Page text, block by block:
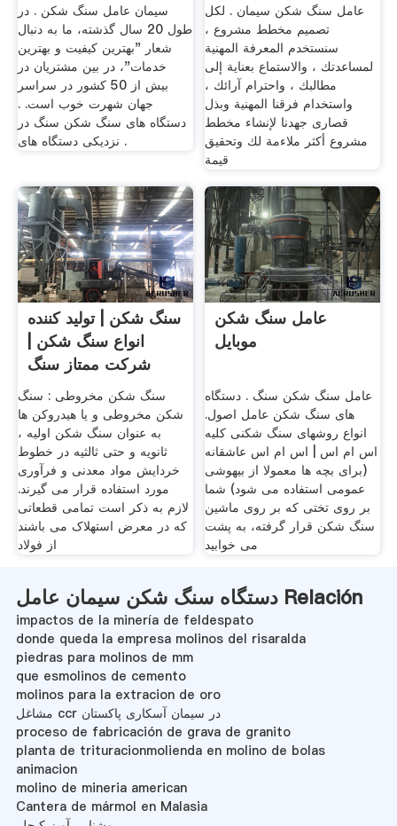
سیمان عامل سنگ شکن . در
طول 20 سال گذشته، ما به دنبال
شعار "بهترین کیفیت و بهترین
خدمات"، در بین مشتریان در
بیش از 50 کشور در سراسر
جهان شهرت خوب است. .
دستگاه های سنگ شکن سنگ در
نزدیکی دستگاه های .
عامل سنگ شکن سیمان . لكل
تصميم مخطط مشروع ،
سنستخدم المعرفة المهنية
لمساعدتك ، والاستماع بعناية إلى
مطالبك ، واحترام آرائك ،
واستخدام فرقنا المهنية وبذل
قصارى جهدنا لإنشاء مخطط
مشروع أكثر ملاءمة لك وتحقيق
قيمة
سنگ شکن | تولید کننده
انواع سنگ شکن |
شرکت ممتاز سنگ
شکن
سنگ شکن مخروطی : سنگ
شکن مخروطی و یا هیدروکن ها
به عنوان سنگ شکن اولیه ،
ثانویه و حتی ثالثیه در خطوط
خردایش مواد معدنی و فرآوری
مورد استفاده قرار می گیرند.
لازم به ذکر است تمامی قطعاتی
که در معرض استهلاک می باشند
از فولاد
عامل سنگ شکن
موبایل
عامل سنگ شکن سنگ . دستگاه
های سنگ شکن عامل اصول.
انواع روشهای سنگ شکنی کلیه
اس ام اس | اس ام اس عاشقانه
(برای بچه ها معمولا از بیهوشی
عمومی استفاده می شود) شما
بر روی تختی که بر روی ماشین
سنگ شکن قرار گرفته، به پشت
می خوابید
دستگاه سنگ شکن سیمان عامل Relación
impactos de la minería de feldespato
donde queda la empresa molinos del risaralda
piedras para molinos de mm
que esmolinos de cemento
molinos para la extracion de oro
مشاغل ccr در سیمان آسکاری پاکستان
proceso de fabricación de grava de granito
planta de trituracionmolienda en molino de bolas
animacion
molino de mineria american
Cantera de mármol en Malasia